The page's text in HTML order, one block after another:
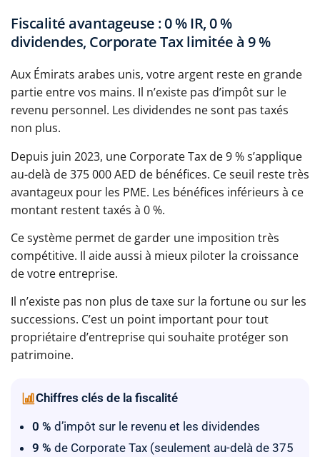
Fiscalité avantageuse : 0 % IR, 0 %
dividendes, Corporate Tax limitée à 9 %
Aux Émirats arabes unis, votre argent reste en grande
partie entre vos mains. Il n’existe pas d’impôt sur le
revenu personnel. Les dividendes ne sont pas taxés
non plus.
Depuis juin 2023, une Corporate Tax de 9 % s’applique
au-delà de 375 000 AED de bénéfices. Ce seuil reste très
avantageux pour les PME. Les bénéfices inférieurs à ce
montant restent taxés à 0 %.
Ce système permet de garder une imposition très
compétitive. Il aide aussi à mieux piloter la croissance
de votre entreprise.
Il n’existe pas non plus de taxe sur la fortune ou sur les
successions. C’est un point important pour tout
propriétaire d’entreprise qui souhaite protéger son
patrimoine.
Chiffres clés de la fiscalité
0 % d’impôt sur le revenu et les dividendes
9 % de Corporate Tax (seulement au-delà de 375